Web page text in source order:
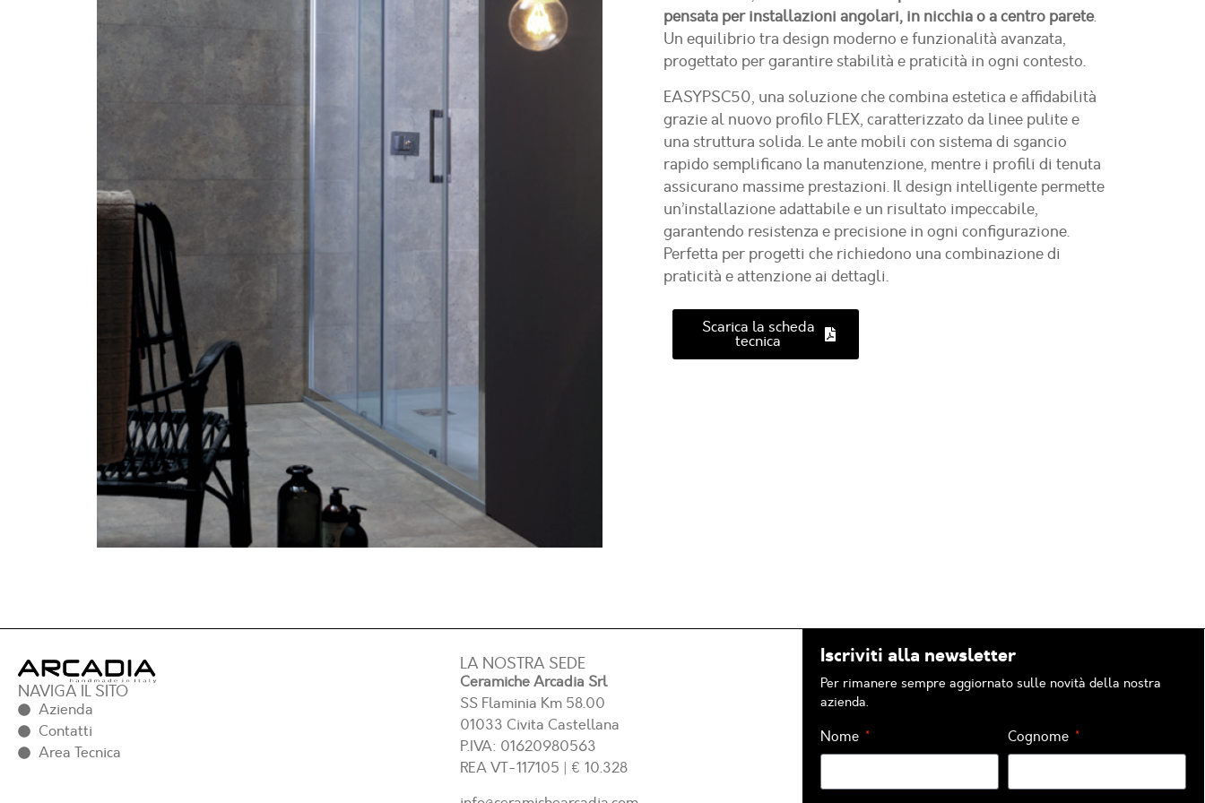
pensata per installazioni angolari, in nicchia o a centro parete.
Un equilibrio tra design moderno e funzionalità avanzata,
progettato per garantire stabilità e praticità in ogni contesto.
EASYPSC50, una soluzione che combina estetica e affidabilità
grazie al nuovo profilo FLEX, caratterizzato da linee pulite e
una struttura solida. Le ante mobili con sistema di sgancio
rapido semplificano la manutenzione, mentre i profili di tenuta
assicurano massime prestazioni. Il design intelligente permette
un’installazione adattabile e un risultato impeccabile,
garantendo resistenza e precisione in ogni configurazione.
Perfetta per progetti che richiedono una combinazione di
praticità e attenzione ai dettagli.
Scarica la scheda
tecnica
NAVIGA IL SITO
Azienda
Contatti
Area Tecnica
LA NOSTRA SEDE
Ceramiche Arcadia Srl
SS Flaminia Km 58.00
01033 Civita Castellana
P.IVA: 01620980563
REAVT-117105 | € 10.328
Iscriviti alla newsletter
Per rimanere sempre aggiornato sulle novità della nostra
azienda.
Nome Cognome